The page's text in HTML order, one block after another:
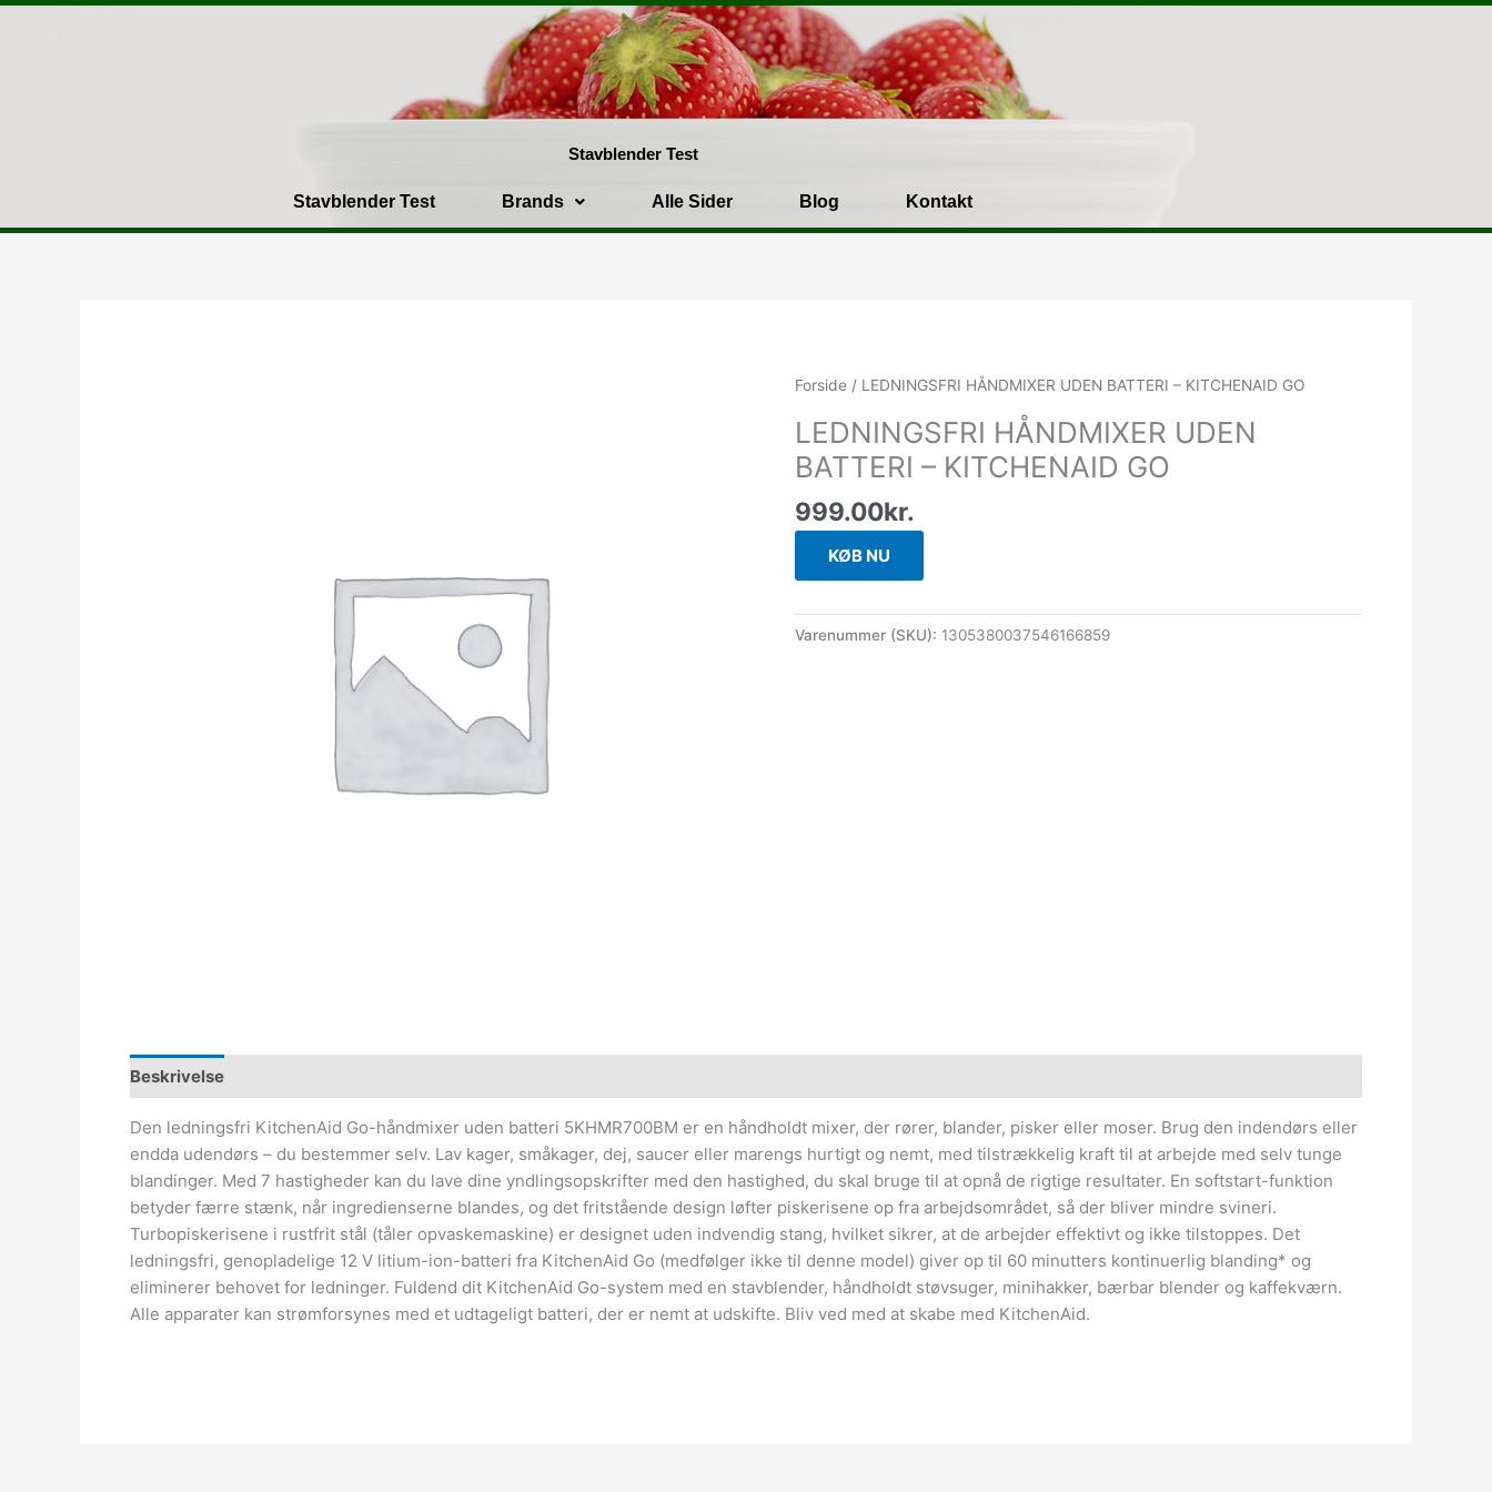
Gå
Stavblender Test
Stavblender Test Brands Alle Sider Blog Kontakt
Forside / LEDNINGSFRI HÅNDMIXER UDEN BATTERI – KITCHENAID GO
LEDNINGSFRI HÅNDMIXER UDEN
BATTERI – KITCHENAID GO
999.00kr.
KØB NU
Varenummer (SKU): 1305380037546166859
Beskrivelse
Den ledningsfri KitchenAid Go-håndmixer uden batteri 5KHMR700BM er en håndholdt mixer, der rører, blander, pisker eller moser. Brug den indendørs eller
endda udendørs – du bestemmer selv. Lav kager, småkager, dej, saucer eller marengs hurtigt og nemt, med tilstrækkelig kraft til at arbejde med selv tunge
blandinger. Med 7 hastigheder kan du lave dine yndlingsopskrifter med den hastighed, du skal bruge til at opnå de rigtige resultater. En softstart-funktion
betyder færre stænk, når ingredienserne blandes, og det fritstående design løfter piskerisene op fra arbejdsområdet, så der bliver mindre svineri.
Turbopiskerisene i rustfrit stål (tåler opvaskemaskine) er designet uden indvendig stang, hvilket sikrer, at de arbejder effektivt og ikke tilstoppes. Det
ledningsfri, genopladelige 12 V litium-ion-batteri fra KitchenAid Go (medfølger ikke til denne model) giver op til 60 minutters kontinuerlig blanding* og
eliminerer behovet for ledninger. Fuldend dit KitchenAid Go-system med en stavblender, håndholdt støvsuger, minihakker, bærbar blender og kaffekværn.
Alle apparater kan strømforsynes med et udtageligt batteri, der er nemt at udskifte. Bliv ved med at skabe med KitchenAid.